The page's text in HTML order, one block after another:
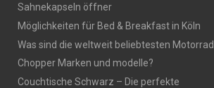
Sahnekapseln öffner
Möglichkeiten für Bed & Breakfast in Köln
Was sind die weltweit beliebtesten Motorrad
Chopper Marken und modelle?
Couchtische Schwarz – Die perfekte